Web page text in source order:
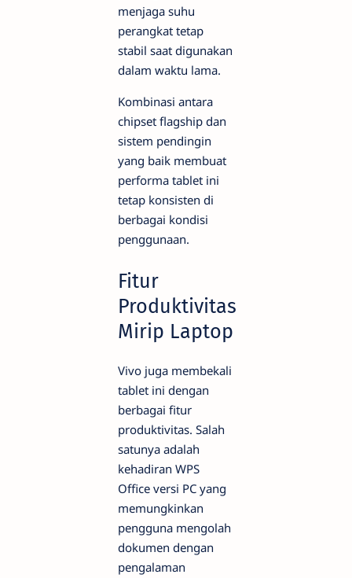
menjaga suhu
perangkat tetap
stabil saat digunakan
dalam waktu lama.
Kombinasi antara
chipset flagship dan
sistem pendingin
yang baik membuat
performa tablet ini
tetap konsisten di
berbagai kondisi
penggunaan.
Fitur
Produktivitas
Mirip Laptop
Vivo juga membekali
tablet ini dengan
berbagai fitur
produktivitas. Salah
satunya adalah
kehadiran WPS
Office versi PC yang
memungkinkan
pengguna mengolah
dokumen dengan
pengalaman